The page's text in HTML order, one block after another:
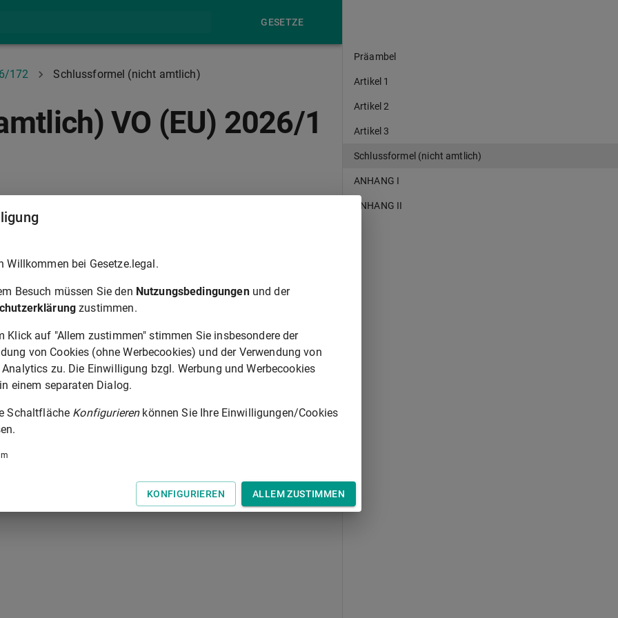
GESETZE
172 Schlussformel (nicht amtlich)
VO (EU) 2026/1
unmittelbar in jedem Mitgliedstaat.
Tastatur zur Navigation zwischen Normen.
Präambel
Artikel 1
Artikel 2
Artikel 3
Schlussformel (nicht amtlich)
ANHANG I
ANHANG II
Willkommen bei Gesetze.legal.
Besuch müssen Sie den Nutzungsbedingungenund der
zustimmen.
Klick auf "Allem zustimmen" stimmen Sie insbesondere der
von Cookies (ohne Werbecookies) und der Verwendung von
Analytics zu. Die Einwilligung bzgl. Werbung und Werbecookies
einem separaten Dialog.
Schaltfläche Konfigurierenkönnen Sie Ihre Einwilligungen/Cookies
KONFIGURIEREN ALLEM ZUSTIMMEN